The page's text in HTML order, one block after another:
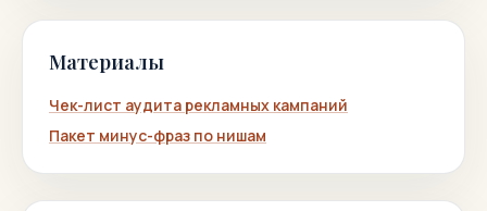
Материалы
Чек-лист аудита рекламных кампаний
Пакет минус-фраз по нишам